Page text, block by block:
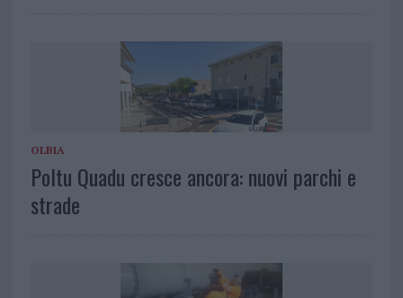
OLBIA
Poltu Quadu cresce ancora: nuovi parchi e
strade